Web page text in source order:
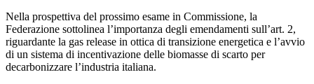
Nella prospettiva del prossimo esame in Commissione, la
Federazione sottolinea l’importanza degli emendamenti sull’art. 2,
riguardante la gas release in ottica di transizione energetica e l’avvio
di un sistema di incentivazione delle biomasse di scarto per
decarbonizzare l’industria italiana.